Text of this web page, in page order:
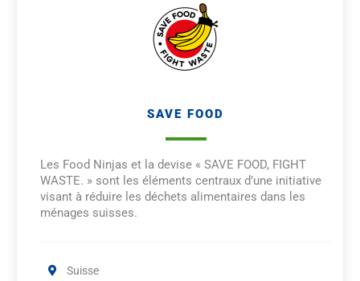
SAVE FOOD
Les Food Ninjas et la devise « SAVE FOOD, FIGHT
WASTE. » sont les éléments centraux d’une initiative
visant à réduire les déchets alimentaires dans les
ménages suisses.
Suisse